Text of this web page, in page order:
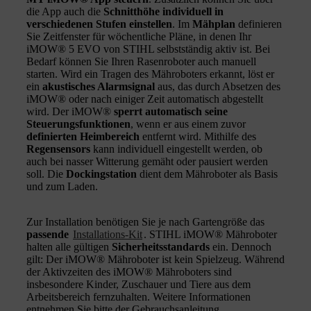
die App auch die Schnitthöhe individuell in
verschiedenen Stufen einstellen. Im Mähplan definieren
Sie Zeitfenster für wöchentliche Pläne, in denen Ihr
iMOW® 5 EVO von STIHL selbstständig aktiv ist. Bei
Bedarf können Sie Ihren Rasenroboter auch manuell
starten. Wird ein Tragen des Mähroboters erkannt, löst er
ein akustisches Alarmsignal aus, das durch Absetzen des
iMOW® oder nach einiger Zeit automatisch abgestellt
wird. Der iMOW® sperrt automatisch seine
Steuerungsfunktionen, wenn er aus einem zuvor
definierten Heimbereich entfernt wird. Mithilfe des
Regensensors kann individuell eingestellt werden, ob
auch bei nasser Witterung gemäht oder pausiert werden
soll. Die Dockingstation dient dem Mähroboter als Basis
und zum Laden.
Zur Installation benötigen Sie je nach Gartengröße das
passende Installations-Kit. STIHL iMOW® Mähroboter
halten alle gültigen Sicherheitsstandards ein. Dennoch
gilt: Der iMOW® Mähroboter ist kein Spielzeug. Während
der Aktivzeiten des iMOW® Mähroboters sind
insbesondere Kinder, Zuschauer und Tiere aus dem
Arbeitsbereich fernzuhalten. Weitere Informationen